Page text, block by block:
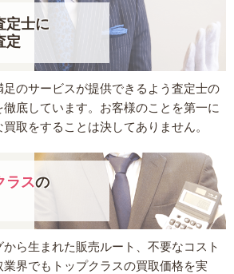
定士に
定
のサービスが提供できるよう査定士の
底しています。お客様のことを第一に
取をすることは決してありません。
ラスの
ら生まれた販売ルート、不要なコスト
界でもトップクラスの買取価格を実